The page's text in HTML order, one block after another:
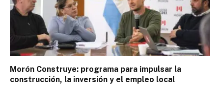
Morón Construye: programa para impulsar la
construcción, la inversión y el empleo local